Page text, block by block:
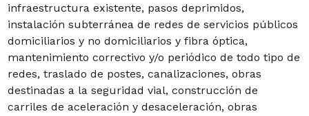
infraestructura existente, pasos deprimidos,
instalación subterránea de redes de servicios públicos
domiciliarios y no domiciliarios y fibra óptica,
mantenimiento correctivo y/o periódico de todo tipo de
redes, traslado de postes, canalizaciones, obras
destinadas a la seguridad vial, construcción de
carriles de aceleración y desaceleración, obras